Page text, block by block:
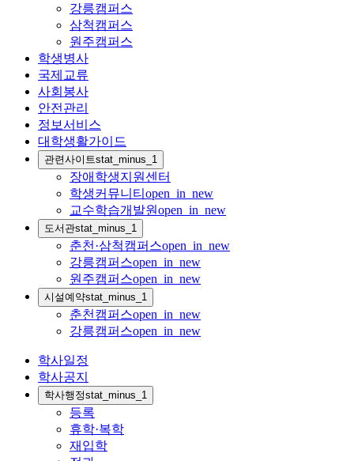
강릉캠퍼스
삼척캠퍼스
원주캠퍼스
학생병사
국제교류
사회봉사
안전관리
정보서비스
대학생활가이드
관련사이트stat_minus_1
장애학생지원센터
학생커뮤니티 open_in_new
교수학습개발원open_in_new
도서관stat_minus_1
춘천·삼척캠퍼스open_in_new
강릉캠퍼스open_in_new
원주캠퍼스open_in_new
시설예약stat_minus_1
춘천캠퍼스open_in_new
강릉캠퍼스open_in_new
학사일정
학사공지
학사행정stat_minus_1
등록
휴학·복학
재입학